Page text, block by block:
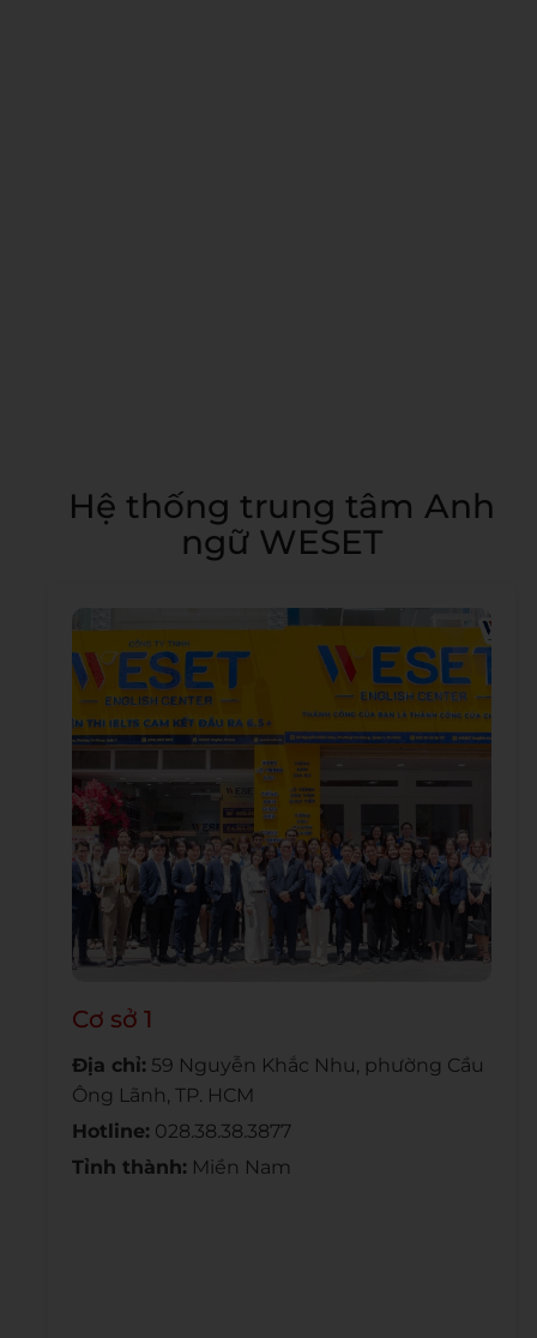
Hệ thống trung tâm Anh
ngữ WESET
Cơ sở 1
Địa chỉ: 59 Nguyễn Khắc Nhu, phường Cầu
Ông Lãnh, TP. HCM
Hotline: 028.38.38.3877
Tỉnh thành: Miền Nam